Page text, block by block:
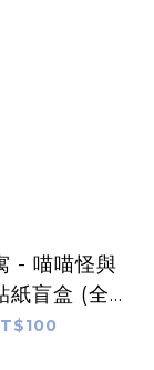
- 喵喵怪與
紙盲盒 (全6
盲抽單售